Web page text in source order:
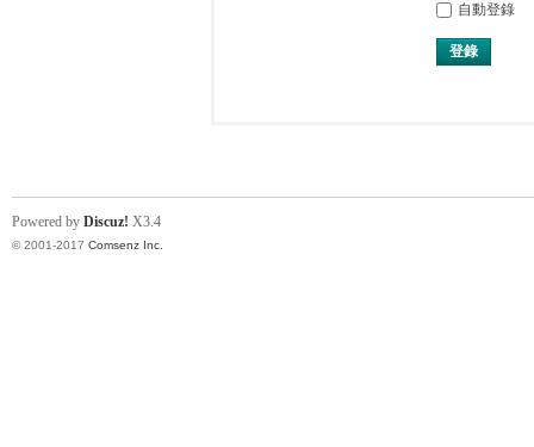
自動登錄
登錄
Powered by Discuz! X3.4
© 2001-2017 Comsenz Inc.